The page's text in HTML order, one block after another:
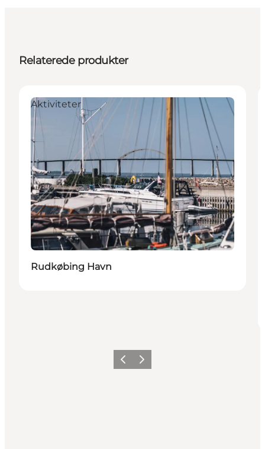
Relaterede produkter
Aktiviteter
Rudkøbing Havn
ForrigeNæste